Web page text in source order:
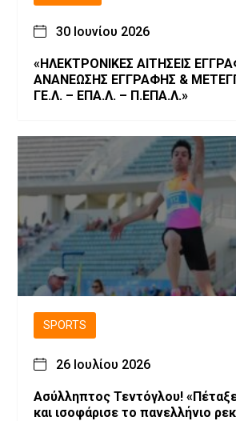
30 Ιουνίου 2026
«ΗΛΕΚΤΡΟΝΙΚΕΣ ΑΙΤΗΣΕΙΣ
ΑΝΑΝΕΩΣΗΣ ΕΓΓΡΑΦΗΣ &
ΓΕ.Λ. – ΕΠΑ.Λ. – Π.ΕΠΑ.Λ.»
SPORTS
26 Ιουλίου 2026
Ασύλληπτος Τεντόγλου!
και ισοφάρισε το πανελλήνιο